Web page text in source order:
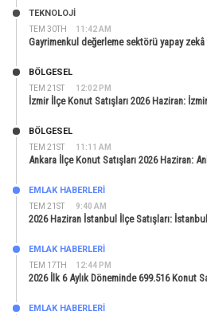
TEM 30TH 11:42 AM
TEKNOLOJİ
Gayrimenkul değerleme sektörü yapay
TEM 21ST 12:02 PM
BÖLGESEL
İzmir İlçe Konut Satışları 2026 Haziran:
TEM 21ST 11:11 AM
BÖLGESEL
Ankara İlçe Konut Satışları 2026 Haziran:
TEM 21ST 9:40 AM
EMLAK HABERLERI
2026 Haziran İstanbul İlçe Satışları:
TEM 17TH 12:44 PM
EMLAK HABERLERI
2026 İlk 6 Aylık Döneminde 699.516 Konut
EMLAK HABERLERI